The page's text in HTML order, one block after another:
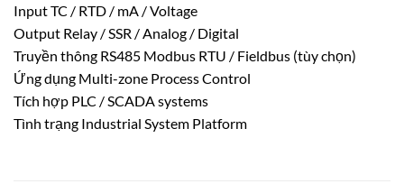
Input TC / RTD / mA / Voltage
Output Relay / SSR / Analog / Digital
Truyền thông RS485 Modbus RTU / Fieldbus (tùy chọn)
Ứng dụng Multi-zone Process Control
Tích hợp PLC / SCADA systems
Tình trạng Industrial System Platform